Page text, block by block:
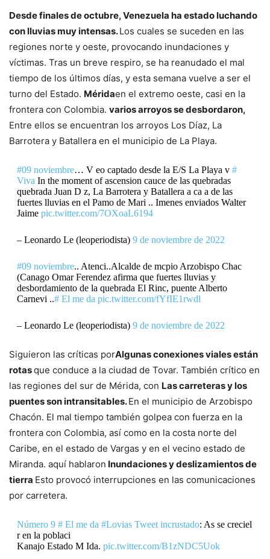
Desde finales de octubre, Venezuela ha estado luchando
con lluvias muy intensas.Los cuales se suceden en las
regiones norte y oeste, provocando inundaciones y
víctimas. Tras un breve respiro, se ha reanudado el mal
tiempo de los últimos días, y esta semana vuelve a ser el
turno del Estado. Méridaen el extremo oeste, casi en la
frontera con Colombia. varios arroyos se desbordaron,
Entre ellos se encuentran los arroyos Los Díaz, La
Barrotera y Batallera en el municipio de La Playa.
#09 noviembre… V eo captado desde la E/S La Playa v #
Viva In the moment of ascension cauce de las quebradas
quebrada Juan D z, La Barrotera y Batallera a ca a de las
fuertes lluvias en el Pamo de Mari .. Imenes enviados Walter
Jaime pic.twitter.com/7OXoaL6194
– Leonardo Le (leoperiodista) 9 de noviembre de 2022
#09 noviembre.. Atenci..Alcalde de mcpio Arzobispo Chac
(Canago Omar Ferendez afirma que fuertes lluvias y
desbordamiento de la quebrada El Rinc, puente Alberto
Carnevi ..# El me da pic.twitter.com/fYfIE1rwdl
– Leonardo Le (leoperiodista) 9 de noviembre de 2022
Siguieron las críticas porAlgunas conexiones viales están
rotasque conduce a la ciudad de Tovar. También crítico en
las regiones del sur de Mérida, con Las carreteras y los
puentes son intransitables.En el municipio de Arzobispo
Chacón. El mal tiempo también golpea con fuerza en la
frontera con Colombia, así como en la costa norte del
Caribe, en el estado de Vargas y en el vecino estado de
Miranda. aquí hablaron Inundaciones y deslizamientos de
tierra Esto provocó interrupciones en las comunicaciones
por carretera.
Número 9 # El me da #Lovias Tweet incrustado: As se creciel
r en la poblaci
Kanajo Estado M Ida. pic.twitter.com/B1zNDC5Uok